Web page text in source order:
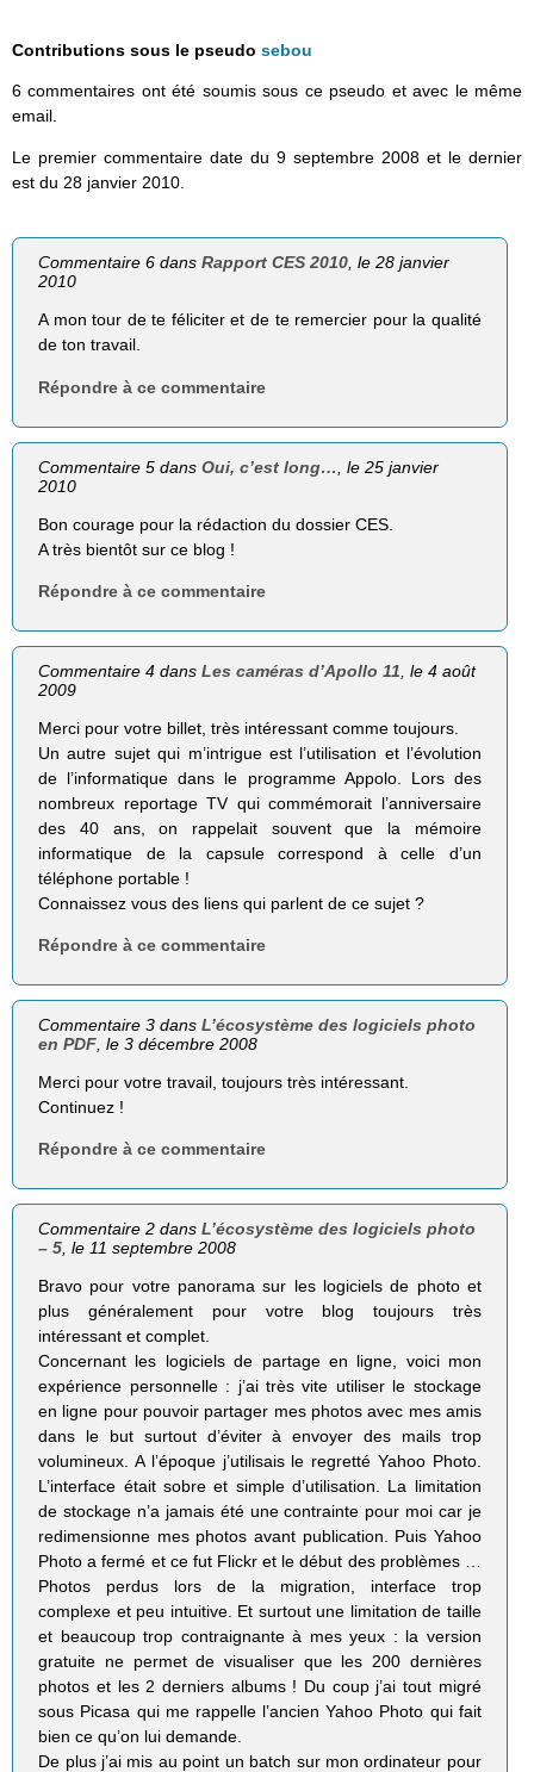
Contributions sous le pseudo sebou
6 commentaires ont été soumis sous ce pseudo et avec le même
email.
Le premier commentaire date du 9 septembre 2008 et le dernier
est du 28 janvier 2010.
Commentaire 6 dansRapport CES 2010, le 28 janvier
2010
A mon tour de te féliciter et de te remercier pour la qualité
de ton travail.
Répondre à ce commentaire
Commentaire 5 dansOui, c’est long…
, le 25 janvier
2010
Bon courage pour la rédaction du dossier CES.
A très bientôt sur ce blog !
Répondre à ce commentaire
Commentaire 4 dansLes caméras d’Apollo 11 , le 4 août
2009
Merci pour votre billet, très intéressant comme toujours.
Un autre sujet qui m’intrigue est l’utilisation et l’évolution
de l’informatique dans le programme Appolo. Lors des
nombreux reportage TV qui commémorait l’anniversaire
des 40 ans, on rappelait souvent que la mémoire
informatique de la capsule correspond à celle d’un
téléphone portable !
Connaissez vous des liens qui parlent de ce sujet ?
Répondre à ce commentaire
Commentaire 3 dansL’écosystème des logiciels photo
en PDF , le 3 décembre 2008
Merci pour votre travail, toujours très intéressant.
Continuez !
Répondre à ce commentaire
Commentaire 2 dansL’écosystème des logiciels photo
– 5, le 11 septembre 2008
Bravo pour votre panorama sur les logiciels de photo et
plus généralement pour votre blog toujours très
intéressant et complet.
Concernant les logiciels de partage en ligne, voici mon
expérience personnelle : j’ai très vite utiliser le stockage
en ligne pour pouvoir partager mes photos avec mes amis
dans le but surtout d’éviter à envoyer des mails trop
volumineux. A l’époque j’utilisais le regretté Yahoo Photo.
L’interface était sobre et simple d’utilisation. La limitation
de stockage n’a jamais été une contrainte pour moi car je
redimensionne mes photos avant publication. Puis Yahoo
Photo a fermé et ce fut Flickr et le début des problèmes …
Photos perdus lors de la migration, interface trop
complexe et peu intuitive. Et surtout une limitation de taille
et beaucoup trop contraignante à mes yeux : la version
gratuite ne permet de visualiser que les 200 dernières
photos et les 2 derniers albums ! Du coup j’ai tout migré
sous Picasa qui me rappelle l’ancien Yahoo Photo qui fait
bien ce qu’on lui demande.
De plus j’ai mis au point un batch sur mon ordinateur pour